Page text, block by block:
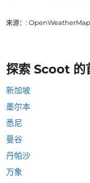
来源： :
探索 Scoot 的
新加坡
墨尔本
悉尼
曼谷
丹帕沙
万象